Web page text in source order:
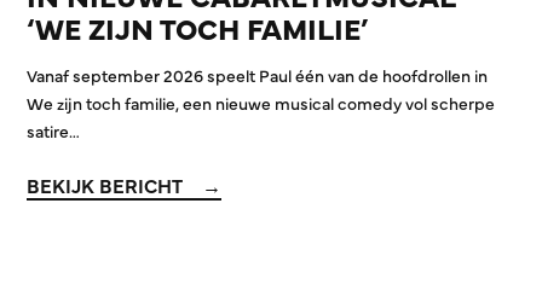
‘WE ZIJN TOCH FAMILIE’
Vanaf september 2026 speelt Paul één van de hoofdrollen in
We zijn toch familie, een nieuwe musical comedy vol scherpe
satire…
BEKIJK BERICHT